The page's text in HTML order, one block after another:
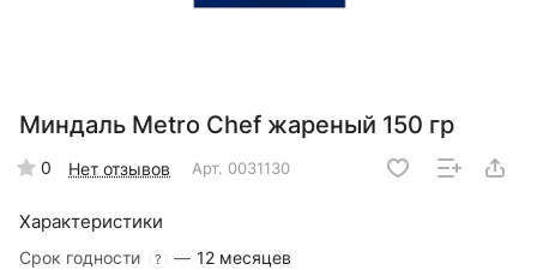
Миндаль Metro Chef жареный 150 гр
0 Нет отзывов Арт. 0031130
Характеристики
Срок годности ? — 12 месяцев